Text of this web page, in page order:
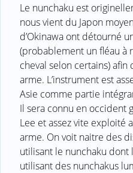
Le nunchaku est
nous vient du Japon
d’Okinawa ont détourné
(probablement un fléau à
cheval selon certains) afin
arme. L’instrument est
Asie comme partie
Il sera connu en occident
Lee et assez vite exploité
arme. On voit naitre des
utilisant le nunchaku dont
utilisant des nunchakus